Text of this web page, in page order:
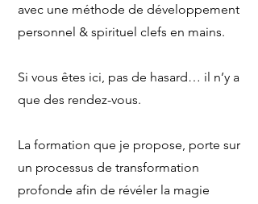
avec une méthode de développement
personnel & spirituel clefs en mains.
Si vous êtes ici, pas de hasard… il n’y a
que des rendez-vous.
La formation que je propose, porte sur
un processus de transformation
profonde afin de révéler la magie